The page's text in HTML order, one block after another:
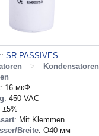
: SR PASSIVES
>
Kondensatoren
: 16 мкФ
: 450 VAC
±5%
: Mit Klemmen
Breite: O40 мм